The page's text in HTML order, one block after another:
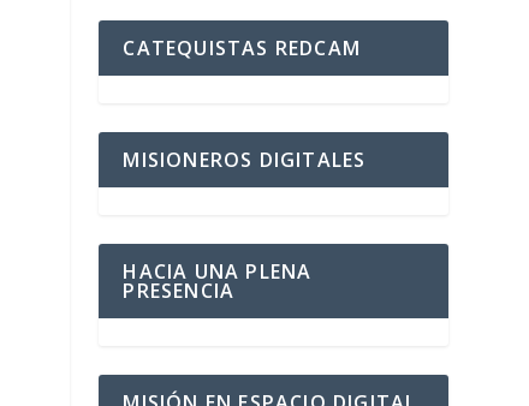
CATEQUISTAS REDCAM
MISIONEROS DIGITALES
HACIA UNA PLENA
PRESENCIA